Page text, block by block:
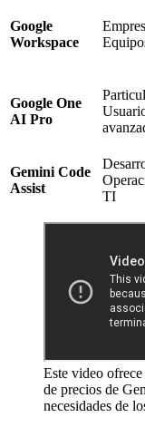
Google
Workspace
Google One
AI Pro
Gemini Code
Assist
TI
Este video
de precios de
necesidades de